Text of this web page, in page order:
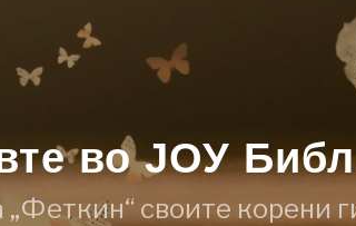
во ЈОУ
своите корени